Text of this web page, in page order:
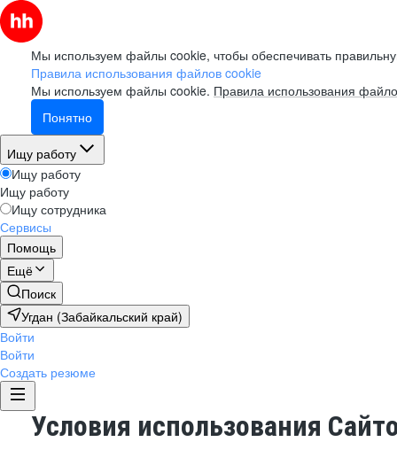
Мы используем файлы cookie, чтобы обеспечивать
Правила использования файлов cookie
Мы используем файлы cookie. Правила использования
Понятно
Ищу работу
Ищу работу
Ищу работу
Ищу сотрудника
Сервисы
Помощь
Ещё
Поиск
Угдан (Забайкальский край)
Войти
Войти
Создать резюме
Условия использования